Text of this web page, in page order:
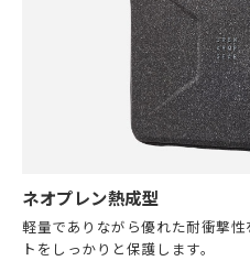
ネオプレン熱成型
軽量でありながら優れた耐衝撃
トをしっかりと保護します。